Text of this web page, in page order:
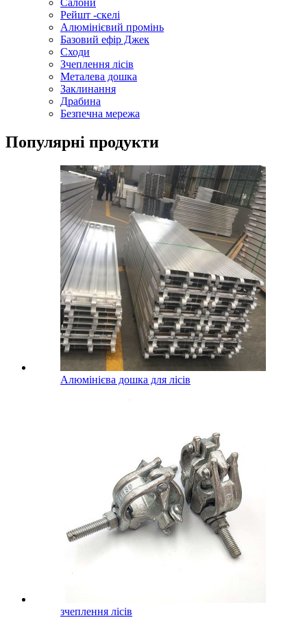
Рейшт -скелі
Алюмінієвий промінь
Базовий ефір Джек
Сходи
Зчеплення лісів
Металева дошка
Заклинання
Драбина
Безпечна мережа
Популярні продукти
Алюмінієва дошка для лісів
зчеплення лісів